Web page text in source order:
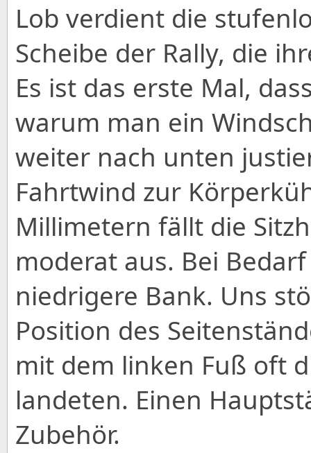
Lob verdient die
Scheibe der Rally, die
Es ist das erste Mal,
warum man ein
weiter nach unten
Fahrtwind zur
Millimetern fällt die
moderat aus. Bei
niedrigere Bank. Uns
Position des
mit dem linken Fuß oft
landeten. Einen
Zubehör.